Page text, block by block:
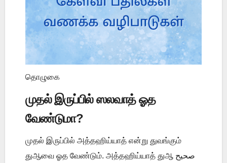
தொழுகை
முதல் இருப்பில் ஸலவாத் ஓத
வேண்டுமா?
முதல் இருப்பில் அத்தஹிய்யாத் என்று துவங்கும்
துஆவை ஓத வேண்டும். அத்தஹிய்யாத் துஆ صحيح